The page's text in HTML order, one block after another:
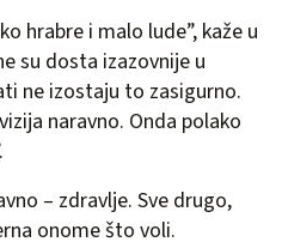
hrabre i malo lude”, kaže u
su dosta izazovnije u
ne izostaju to zasigurno.
naravno. Onda polako
– zdravlje. Sve drugo,
onome što voli.